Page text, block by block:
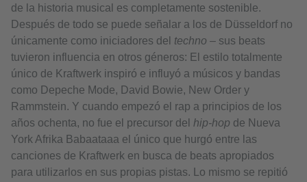
de la historia musical es completamente sostenible.
Después de todo se puede señalar a los de Düsseldorf no
únicamente como iniciadores del techno – sus beats
tuvieron influencia en otros géneros: El estilo totalmente
único de Kraftwerk inspiró e influyó a músicos y bandas
como Depeche Mode, David Bowie, New Order y
Rammstein. Y cuando empezó el rap a principios de los
años ochenta, no fue el precursor del hip-hop de Nueva
York Afrika Babaataaa el único que hurgó entre las
canciones de Kraftwerk en busca de beats apropiados
para utilizarlos en sus propias pistas. Lo mismo se repitió